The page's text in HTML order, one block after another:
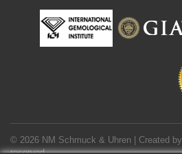
© 2026 NM Schmuck & Uhren | Created by